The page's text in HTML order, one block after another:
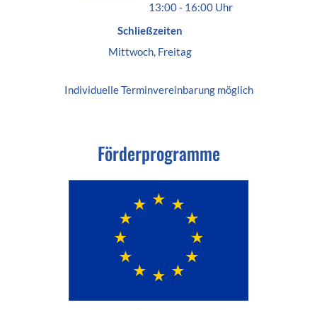
Von 09:00 bis 12:00 Uhr
13:00- 16:00Uhr
Schließzeiten
Mittwoch, Freitag
IndividuelleTerminvereinbarungmöglich
Förderprogramme